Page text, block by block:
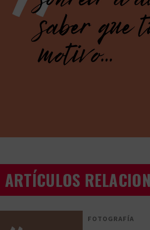
ARTÍCULOS
FOTOGRAFÍA